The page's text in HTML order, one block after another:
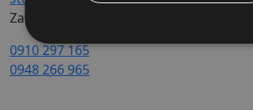
Zavolajte nám:
0910 297 165
0948 266 965